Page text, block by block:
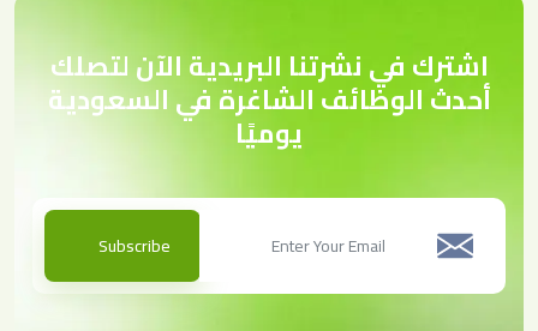
اشترك في نشرتنا البريدية الآن لتصلك
أحدث الوظائف الشاغرة في السعودية
يوميًا
Subscribe